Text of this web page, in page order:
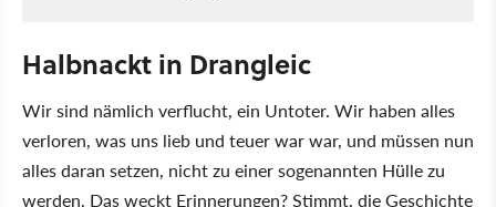
Halbnackt in Drangleic
Wir sind nämlich verflucht, ein Untoter. Wir haben alles
verloren, was uns lieb und teuer war war, und müssen nun
alles daran setzen, nicht zu einer sogenannten Hülle zu
werden. Das weckt Erinnerungen? Stimmt, die Geschichte